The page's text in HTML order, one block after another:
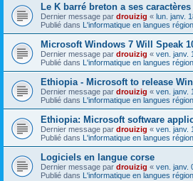
Le K barré breton a ses
Dernier message par drouizig « lun. janv.
Publié dans L'informatique en langues
Microsoft Windows 7 Will Speak
Dernier message par drouizig « ven. janv.
Publié dans L'informatique en langues
Ethiopia - Microsoft to release
Dernier message par drouizig « ven. janv.
Publié dans L'informatique en langues
Ethiopia: Microsoft software
Dernier message par drouizig « ven. janv.
Publié dans L'informatique en langues
Logiciels en langue corse
Dernier message par drouizig « ven. janv.
Publié dans L'informatique en langues